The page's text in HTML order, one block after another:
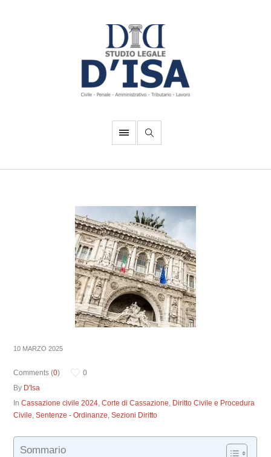
10 MARZO 2025
Comments (0)
0
By D'Isa
InCassazione civile 2024,Corte di Cassazione, Diritto Civile e Procedura
Civile,Sentenze - Ordinanze,Sezioni Diritto
Sommario